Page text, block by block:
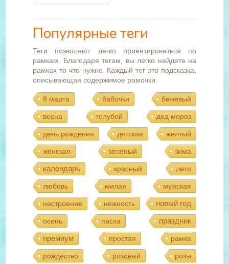
Популярные теги
Теги позволяют легко ориентироваться по
рамкам. Благодаря тегам, вы легко найдете на
рамках то что нужно. Каждый тег это подсказка,
описывающая содержимое рамочки.
8 марта бабочки бежевый
весна голубой дед мороз
день рождения детская желтый
женская зеленый зима
календарь красный лето
любовь милая мужская
настроение нежность новый год
осень пасха
праздник
премиум
простая рамка
рождество розовый розы